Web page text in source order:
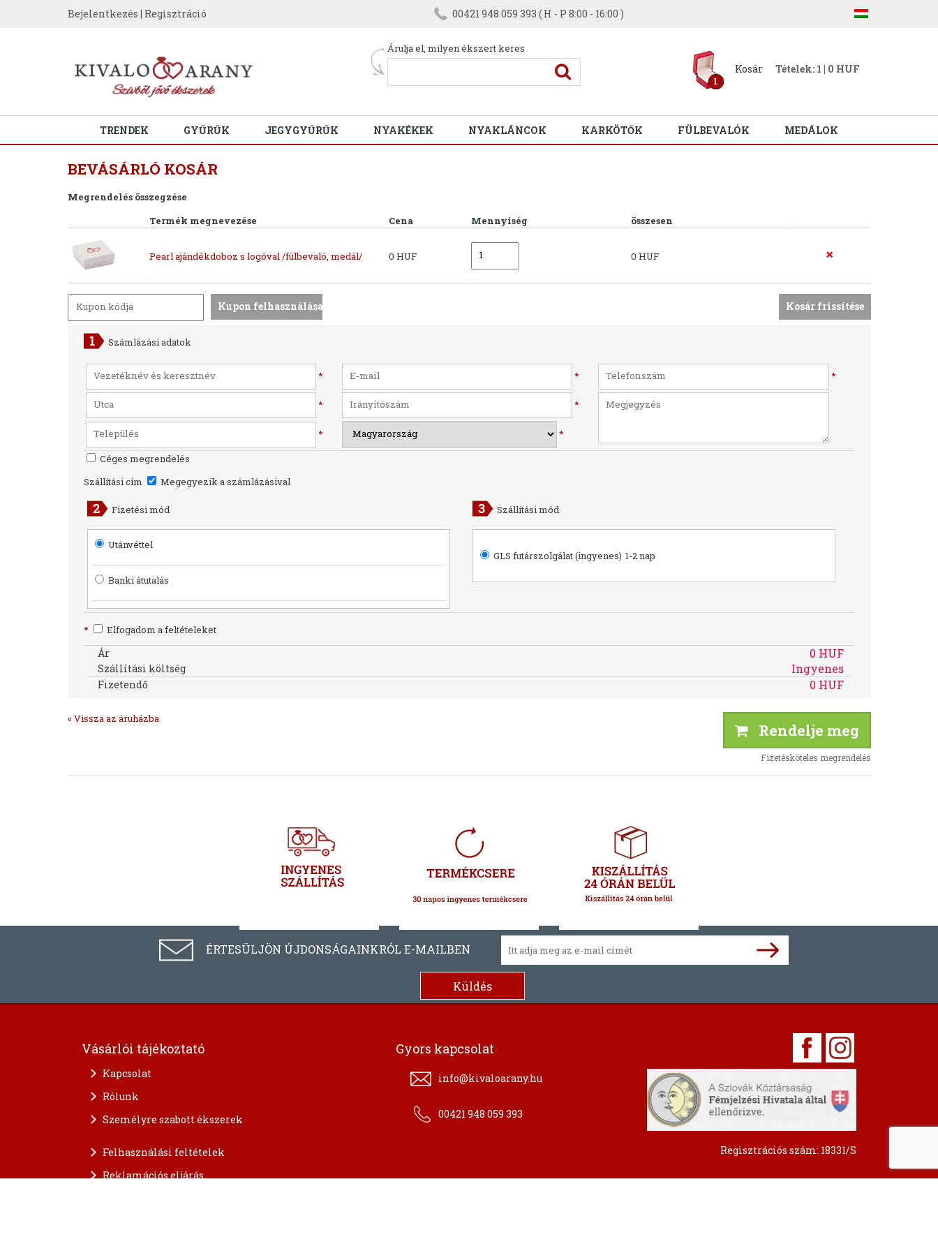
Bejelentkezés | Regisztráció 00421 948 059 393 ( H - P 8:00 - 16:00 )
Árulja el, milyen ékszert keres
1
Kosár Tételek: 1 | 0 HUF
TRENDEK GYŰRŰK JEGYGYŰRŰK NYAKÉKEK NYAKLÁNCOK KARKÖTŐK FÜLBEVALÓK MEDÁLOK
BEVÁSÁRLÓ KOSÁR
Megrendelés összegzése
Termék megnevezése
Cena Mennyiség összesen
Pearl ajándékdoboz s logóval /fülbevaló, medál/ 0 HUF 0 HUF
Számlázási adatok
* * *
* *
*
*
Céges megrendelés
Szállítási cím
Megegyezik a számlázásival
Fizetési mód
Utánvéttel
Banki átutalás
Szállítási mód
GLS futárszolgálat (ingyenes) 1-2 nap
* Elfogadom a feltételeket
Ár 0 HUF
Szállítási költség Ingyenes
Fizetendő 0 HUF
« Vissza az áruházba
Rendelje meg
Fizetésköteles megrendelés
ÉRTESÜLJÖN ÚJDONSÁGAINKRÓL E-MAILBEN
Vásárlói tájékoztató
Kapcsolat
Rólunk
Személyre szabott ékszerek
Felhasználási feltételek
Reklamációs eljárás
Gyors kapcsolat
info@kivaloarany.hu
00421 948 059 393
Regisztrációs szám: 18331/S